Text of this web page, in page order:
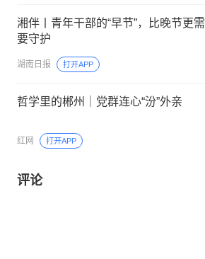
湘伴丨青年干部的“早节”，比晚节更需
要守护
湖南日报 打开APP
哲学里的郴州｜党群连心“汾”外亲
红网 打开APP
评论